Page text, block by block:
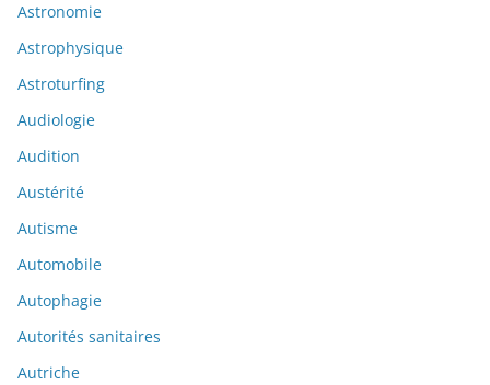
Astronomie
Astrophysique
Astroturfing
Audiologie
Audition
Austérité
Autisme
Automobile
Autophagie
Autorités sanitaires
Autriche